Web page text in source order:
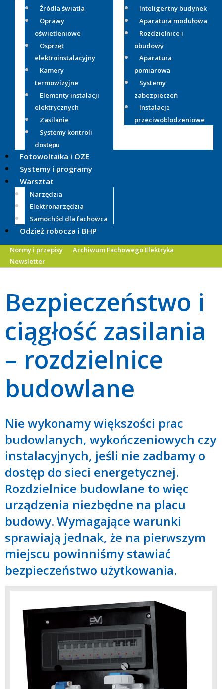
Źródła światła
Oprawy
oświetleniowe
Osprzęt
elektroinstalacyjny
Kamery
termowizyjne
Elementy instalacji
elektrycznych
Zasilanie
Systemy kontroli
dostępu
Inteligentny budynek
Aparatura modułowa
Rozdzielnice i
obudowy
Aparatura
pomiarowa
Systemy
zabezpieczeń
Instalacje
przeciwoblodzeniowe
Fotowoltaika i OZE
Systemy i programy
Warsztat
Narzędzia
Elektronarzędzia
Samochód dla fachowca
Odzież robocza i BHP
Normy i przepisy
Archiwum Fachowego Elektryka
Newsletter
Bezpieczeństwo i
ciągłość zasilania
– rozdzielnice
budowlane
Nie wykonamy większości prac
budowlanych, wykończeniowych czy
instalacyjnych, jeśli nie zadbamy o
dostęp do sieci energetycznej.
Rozdzielnice budowlane to więc
urządzenia niezbędne na placu
budowy. Wymagające warunki
sprawiają jednak, że na pierwszym
miejscu powinniśmy stawiać
bezpieczeństwo użytkowania.